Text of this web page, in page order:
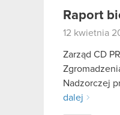
Raport
12 kwietnia
Zarząd CD
Nadzorczej
dalej